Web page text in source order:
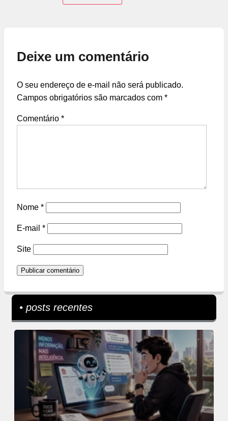
Deixe um comentário
O seu endereço de e-mail não será publicado.
Campos obrigatórios são marcados com *
Comentário *
Nome *
E-mail *
Site
• posts recentes